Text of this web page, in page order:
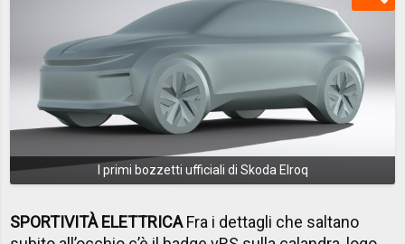
I primi bozzetti ufficiali di Skoda Elroq
SPORTIVITÀ ELETTRICAFra i dettagli che saltano